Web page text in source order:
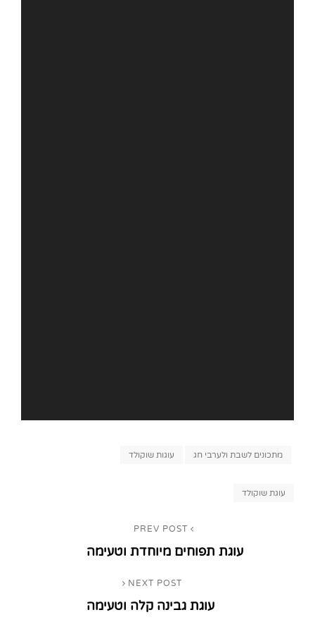
Categories
מתכונים לשבת ולערבי חג עוגות שוקולד
Tags,
עוגת שוקולד
PREV POST
עוגת תפוחים מיוחדת וטעימה
NEXT POST
עוגת גבינה קלה וטעימה